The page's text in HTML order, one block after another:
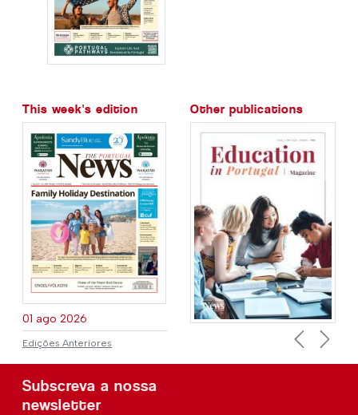
This week's edition
01 ago 2026
Edições Anteriores
Other publications
Previous
Next
Subscreva a nossa
newsletter